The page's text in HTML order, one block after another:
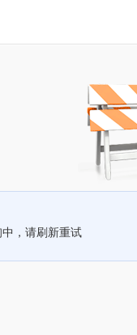
，请刷新重试